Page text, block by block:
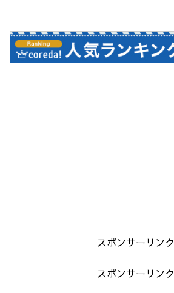
スポンサーリンク
スポンサーリンク